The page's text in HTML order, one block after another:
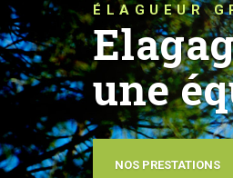
ÉLAGUEUR
une
NOS PRESTATIONS